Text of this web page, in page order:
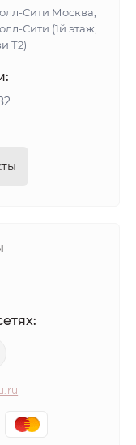
Сити Москва,
Сити (1й этаж,
Т2)